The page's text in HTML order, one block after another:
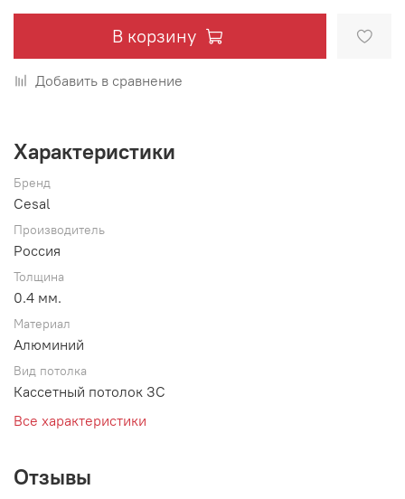
В корзину
Добавить в сравнение
Характеристики
Бренд
Cesal
Производитель
Россия
Толщина
0.4 мм.
Материал
Алюминий
Вид потолка
Кассетный потолок ЗС
Все характеристики
Отзывы